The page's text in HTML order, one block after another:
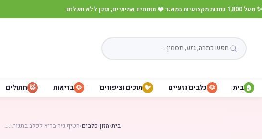
✨ מעל 1,800 כתבות מקצועיות במאגר ·❤️ מומחים אמיתיים, תוכן ללא תשלום
🏠 בית 🐶 כלבים גזעיים 🐦 תוכים וציפורים 🐶 בריאות 🐱 חתולים
בית›מזון כלבים›חטיף גזר בריא לכלב בתנור……